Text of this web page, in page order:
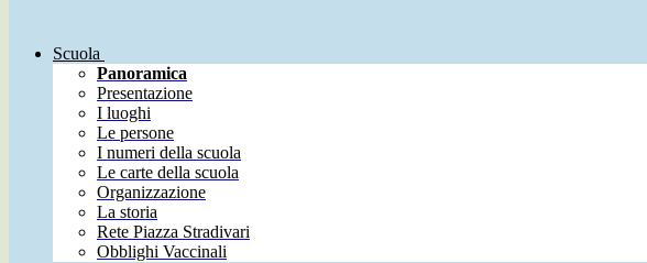
Scuola
Panoramica
Presentazione
I luoghi
Le persone
I numeri della scuola
Le carte della scuola
Organizzazione
La storia
Rete Piazza Stradivari
Obblighi Vaccinali